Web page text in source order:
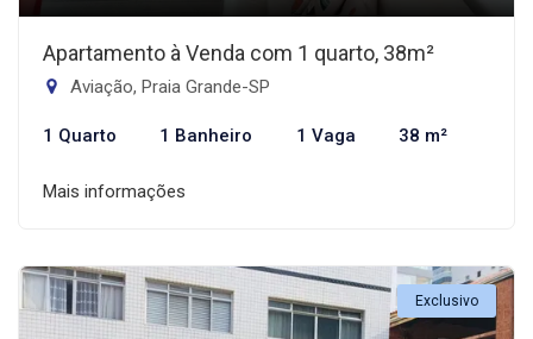
Apartamento à Venda com 1 quarto, 38m²
Aviação, Praia Grande-SP
1 Quarto 1 Banheiro 1 Vaga 38 m²
Mais informações
Exclusivo